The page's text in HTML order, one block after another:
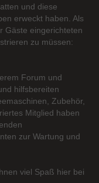
und diese
erweckt haben. Als
Gäste eingerichteten
zu müssen:
Forum und
hilfsbereiten
Zubehör,
Mitglied haben
zur Wartung und
viel Spaß hier bei